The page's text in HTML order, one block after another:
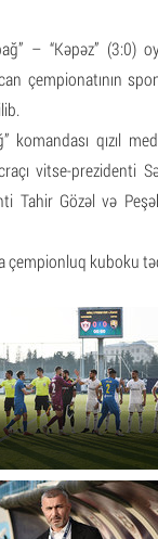
– “Kəpəz” (3:0)
çempionatının
qızıl
vitse-prezidenti
Tahir Gözəl və
çempionluq kuboku